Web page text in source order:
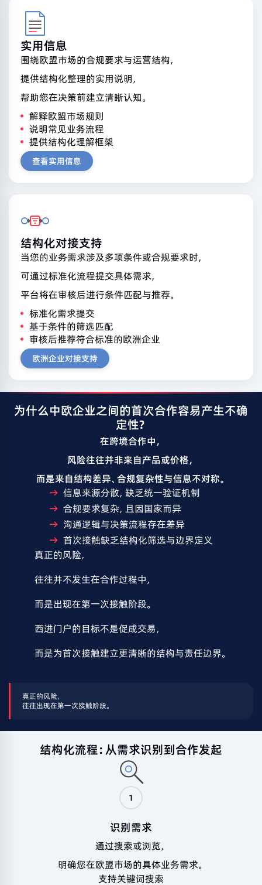
实用信息
围绕欧盟市场的合规要求与运营结构，
提供结构化整理的实用说明，
帮助您在决策前建立清晰认知。
解释欧盟市场规则
说明常见业务流程
提供结构化理解框架
查看实用信息
结构化对接支持
当您的业务需求涉及多项条件或合规要求时，
可通过标准化流程提交具体需求，
平台将在审核后进行条件匹配与推荐。
标准化需求提交
基于条件的筛选匹配
审核后推荐符合标准的欧洲企业
欧洲企业对接支持
为什么中欧企业之间的首次合作容易产生不确
定性？
在跨境合作中，
风险往往并非来自产品或价格，
而是来自结构差异、合规复杂性与信息不对称。
信息来源分散，缺乏统一验证机制
合规要求复杂，且因国家而异
沟通逻辑与决策流程存在差异
首次接触缺乏结构化筛选与边界定义
真正的风险，
往往并不发生在合作过程中，
而是出现在第一次接触阶段。
西进门户的目标不是促成交易，
而是为首次接触建立更清晰的结构与责任边界。
真正的风险，
往往出现在第一次接触阶段。
结构化流程：从需求识别到合作发起
1
识别需求
通过搜索或浏览，
明确您在欧盟市场的具体业务需求。
支持关键词搜索